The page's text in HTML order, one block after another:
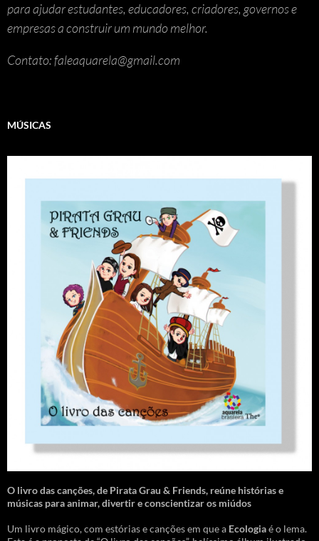
para ajudar estudantes, educadores, criadores, governos e
empresas a construir um mundo melhor.
Contato: faleaquarela@gmail.com
MÚSICAS
O livro das canções,de Pirata Grau & Friends, reúne histórias e
músicas para animar, divertir e conscientizar os miúdos
Um livro mágico, com estórias e canções em que a Ecologiaé o lema.